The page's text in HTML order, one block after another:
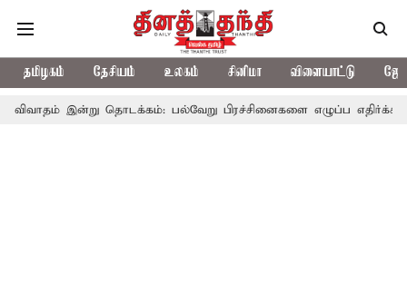
தமிழகம் தேசியம் உலகம் சினிமா விளையாட்டு
தொடக்கம்: பல்வேறு பிரச்சினைகளை எழுப்ப எதிர்க்கட்சிகள்